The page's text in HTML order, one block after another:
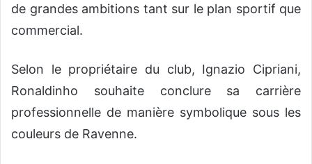
de grandes ambitions tant sur le plan sportif que
commercial.
Selon le propriétaire du club, Ignazio Cipriani,
Ronaldinho souhaite conclure sa carrière
professionnelle de manière symbolique sous les
couleurs de Ravenne.